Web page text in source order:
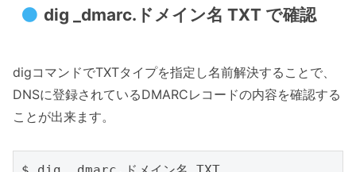
dig _dmarc.ドメイン名 TXT で確認
digコマンドでTXTタイプを指定し名前解決することで、
DNSに登録されているDMARCレコードの内容を確認する
ことが出来ます。